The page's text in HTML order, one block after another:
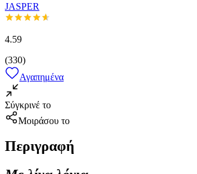
JASPER
4.59
(330)
Αγαπημένα
Σύγκρινέ το
Μοιράσου το
Περιγραφή